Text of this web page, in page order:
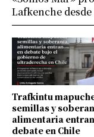
Trafkintu
semillas y
alimentaria
debate en Chile
Lafkenche